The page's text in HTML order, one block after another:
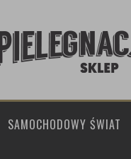
SAMOCHODOWY ŚWIAT